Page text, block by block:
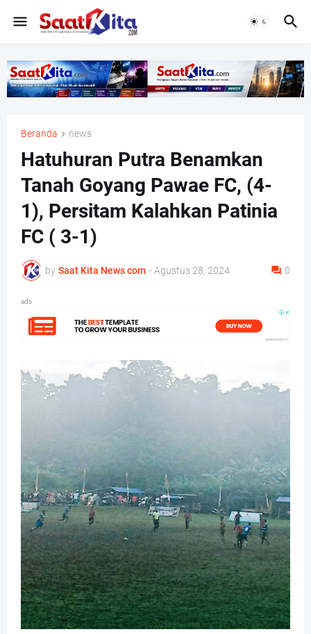
Beranda news
Hatuhuran Putra Benamkan
Tanah Goyang Pawae FC, (4-
1), Persitam Kalahkan Patinia
FC ( 3-1)
by Saat Kita News com - Agustus 28, 2024 0
ads